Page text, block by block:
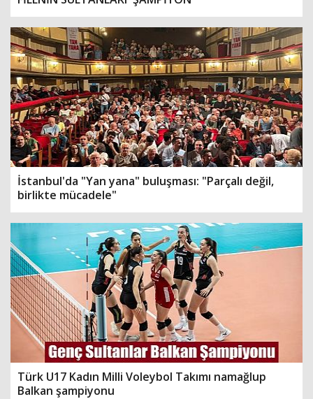
İstanbul'da "Yan yana" buluşması: "Parçalı değil,
birlikte mücadele"
Türk U17 Kadın Milli Voleybol Takımı namağlup
Balkan şampiyonu